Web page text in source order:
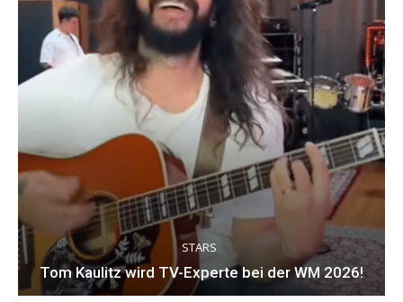
STARS
Tom Kaulitz wird TV-Experte bei der WM 2026!